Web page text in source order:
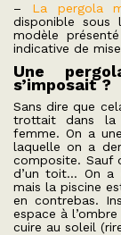
– La pergola
disponible sous
modèle
indicative de
Une
s’imposait ?
Sans dire que
trottait dans la
femme. On a
laquelle on a
composite. Sauf
d’un toit… On a
mais la piscine
en contrebas.
espace à
cuire au soleil